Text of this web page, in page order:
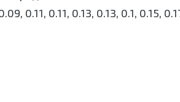
0.11, 0.13, 0.13, 0.1, 0.15,